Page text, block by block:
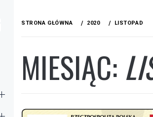
STRONA GŁÓWNA 2020 LISTOPAD
MIESIĄC: